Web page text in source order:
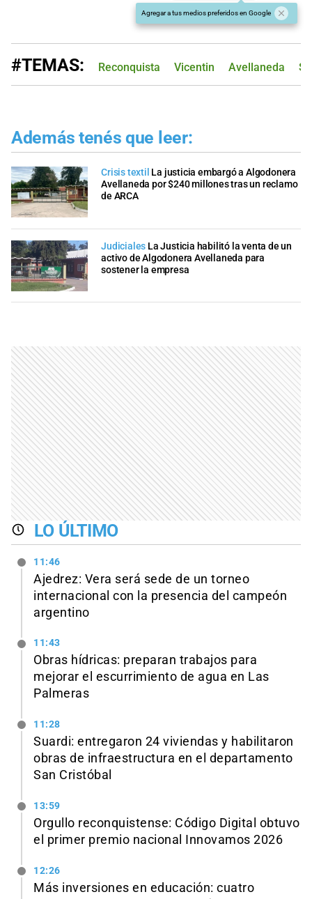
Agregar a tus medios preferidos en Google
#TEMAS: Reconquista Vicentin Avellaneda
Además tenés que leer:
Crisis textil La justicia embargó a Algodonera
Avellaneda por $240 millones tras un reclamo
de ARCA
Judiciales La Justicia habilitó la venta de un
activo de Algodonera Avellaneda para
sostener la empresa
LO ÚLTIMO
11:46
Ajedrez: Vera será sede de un torneo
internacional con la presencia del campeón
argentino
11:43
Obras hídricas: preparan trabajos para
mejorar el escurrimiento de agua en Las
Palmeras
11:28
Suardi: entregaron 24 viviendas y habilitaron
obras de infraestructura en el departamento
San Cristóbal
13:59
Orgullo reconquistense: Código Digital obtuvo
el primer premio nacional Innovamos 2026
12:26
Más inversiones en educación: cuatro